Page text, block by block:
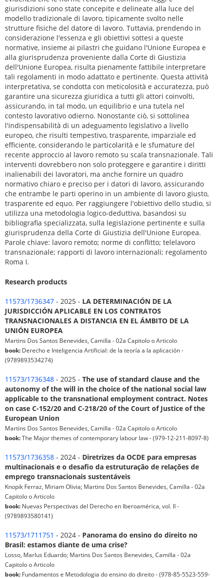
giurisdizioni sono state concepite e delineate alla luce del
modello tradizionale di lavoro, tipicamente svolto nelle
strutture fisiche del datore di lavoro. Tuttavia, prendendo in
considerazione l'essenza e gli obiettivi sottesi a queste
normative, insieme ai pilastri che guidano l'Unione Europea e
alla giurisprudenza proveniente dalla Corte di Giustizia
dell'Unione Europea, risulta pienamente fattibile interpretare
tali regolamenti in modo adattato e pertinente. Questa attività
interpretativa, se condotta con meticolosità e accuratezza, può
garantire una sicurezza giuridica a tutti gli attori coinvolti,
assicurando, in tal modo, un equilibrio e una tutela nel
contesto lavorativo odierno. Nonostante ciò, si sottolinea
l'indispensabilità di un adeguamento legislativo a livello
europeo, che risulti tempestivo, trasparente, imparziale ed
efficiente, considerando le particolarità e le sfumature del
recente approccio al lavoro remoto su scala transnazionale. Tali
interventi dovrebbero non solo proteggere e garantire i diritti
inalienabili dei lavoratori, ma anche fornire un quadro
normativo chiaro e preciso per i datori di lavoro, assicurando
che entrambe le parti operino in un ambiente di lavoro giusto,
trasparente ed equo. Per raggiungere l'obiettivo dello studio, si
utilizza una metodologia logico-deduttiva, basandosi su
bibliografia specializzata, sulla legislazione pertinente e sulla
giurisprudenza della Corte di Giustizia dell'Unione Europea.
Parole chiave: lavoro remoto; norme di conflitto; telelavoro
transnazionale; rapporti di lavoro internazionali; regolamento
Roma I.
Research products
11573/1736347 - 2025 - LA DETERMINACIÓN DE LA
JURISDICCIÓN APLICABLE EN LOS CONTRATOS
TRANSNACIONALES A DISTANCIA EN EL ÁMBITO DE LA
UNIÓN EUROPEA
Martins Dos Santos Benevides, Camilla - 02a Capitolo o Articolo
book: Derecho e Inteligencia Artificial: de la teoría a la aplicación -
(9789893534274)
11573/1736348 - 2025 - The use of standard clause and the
autonomy of the will in the choice of the national social law
applicable to the transnational employment contract. Notes
on case C-152/20 and C-218/20 of the Court of Justice of the
European Union
Martins Dos Santos Benevides, Camilla - 02a Capitolo o Articolo
book:The Major themes of contemporary labour law - (979-12-211-8097-8)
11573/1736358 - 2024 - Diretrizes da OCDE para empresas
multinacionais e o desafio da estruturação de relações de
emprego transnacionais sustentáveis
Knopik Ferraz, Miriam Olivia; Martins Dos Santos Benevides, Camilla - 02a
Capitolo o Articolo
book: Nuevas Perspectivas del Derecho en Iberoamérica, vol. II -
(9789893580141)
11573/1711751 - 2024 - Panorama do ensino do direito no
Brasil: estamos diante de uma crise?
Losso, Marlus Eduardo; Martins Dos Santos Benevides, Camilla - 02a
Capitolo o Articolo
book: Fundamentos e Metodologia do ensino do direito - (978-85-5523-559-